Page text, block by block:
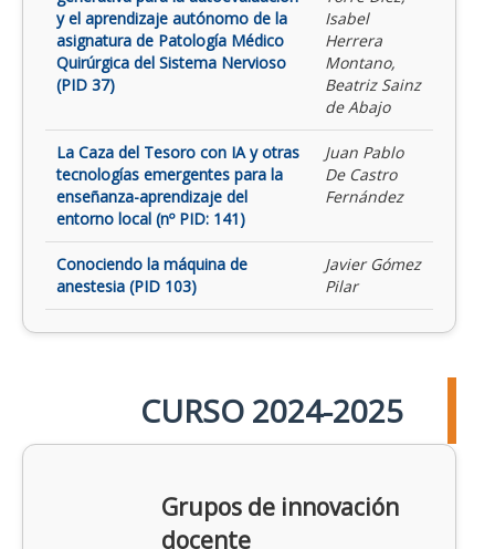
y el aprendizaje autónomo de la
asignatura de Patología Médico
Quirúrgica del Sistema Nervioso
(PID 37)
Isabel
Herrera
Montano,
Beatriz Sainz
de Abajo
La Caza del Tesoro con IA y otras
tecnologías emergentes para la
enseñanza-aprendizaje del
entorno local (nº PID: 141)
Juan Pablo
De Castro
Fernández
Conociendo la máquina de
anestesia (PID 103)
Javier Gómez
Pilar
CURSO 2024-2025
Grupos de innovación
docente